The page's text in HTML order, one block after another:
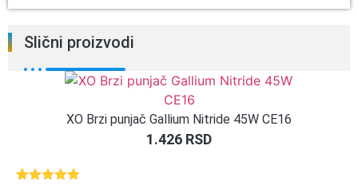
Slični proizvodi
XO Brzi punjač Gallium Nitride 45W CE16
1.426 RSD